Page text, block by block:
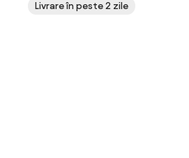
Livrare în peste 2 zile